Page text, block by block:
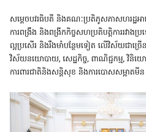
សម្ដេចបវរធិបតី និងគណៈប្រតិភូសភាសហរដ្ឋអា
ការពង្រឹង​ និងពង្រីកកិច្ចសហប្រតិបត្តិការរវាងប្
ល្អប្រសើរ និងរឹងមាំបន្ថែមទៀត លើវិស័យជាច្រើ
វិស័យនយោបាយ, សេដ្ឋកិច្ច, ពាណិជ្ជកម្ម, វិនិ
ការពារជាតិនិងសន្តិសុខ និង​ការបោសសម្អាតមី